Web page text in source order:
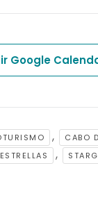
Google
, CABO
,